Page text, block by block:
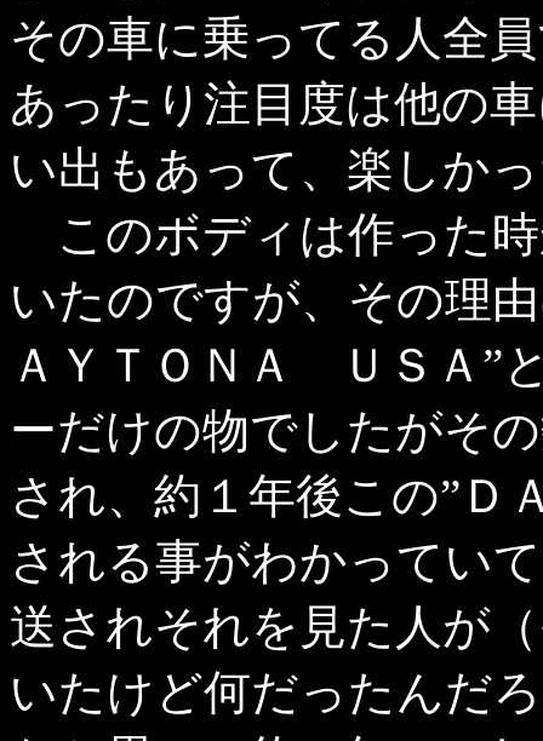
その車に乗ってる人全
あったり注目度は他の
い出もあって、楽しか
このボディは作った
いたのですが、その理
ＡＹＴＯＮＡ ＵＳＡ”
ーだけの物でしたがそ
され、約１年後この”
される事がわかってい
送されそれを見た人が
いたけど何だったんだ